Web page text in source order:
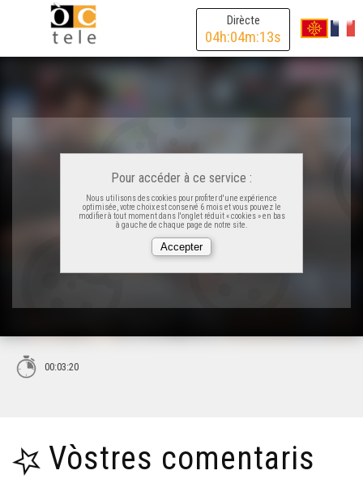
Dirècte
04h:04m:13s
Pour accéder à ce service :
Nous utilisons des cookies pour profiter d'une expérience
optimisée, votre choix est conservé 6 mois et vous pouvez le
modifier à tout moment dans l'onglet réduit « cookies » en bas
à gauche de chaque page de notre site.
00:03:20
Vòstres comentaris